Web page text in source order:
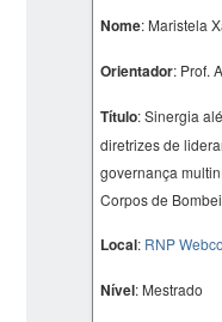
Nome: Maristela
Orientador: Prof.
Título: Sinergia
diretrizes de
governança
Corpos de
Local: RNP
Nível: Mestrado